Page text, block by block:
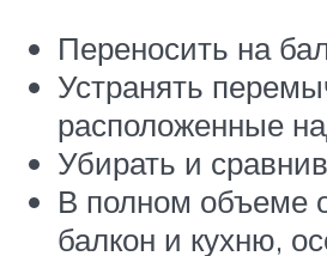
Переносить на
Устранять
расположенные
Убирать и
В полном объеме
балкон и кухню,